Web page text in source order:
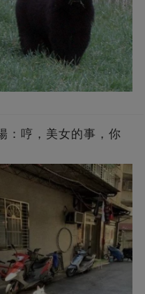
：哼，美女的事，你